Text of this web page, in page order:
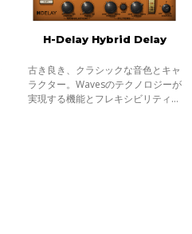
H-Delay Hybrid Delay
古き良き、クラシックな音色とキャ
ラクター。Wavesのテクノロジーが
実現する機能とフレキシビリティ。